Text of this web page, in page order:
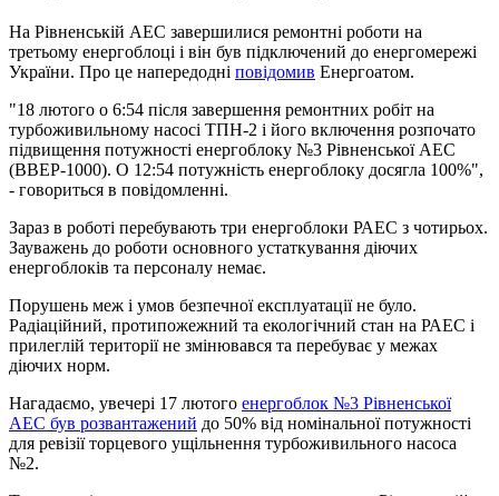
На Рівненській АЕС завершилися ремонтні роботи на
третьому енергоблоці і він був підключений до енергомережі
України. Про це напередодні повідомив Енергоатом.
"18 лютого о 6:54 після завершення ремонтних робіт на
турбоживильному насосі ТПН-2 і його включення розпочато
підвищення потужності енергоблоку №3 Рівненської АЕС
(ВВЕР-1000). О 12:54 потужність енергоблоку досягла 100%",
- говориться в повідомленні.
Зараз в роботі перебувають три енергоблоки РАЕС з чотирьох.
Зауважень до роботи основного устаткування діючих
енергоблоків та персоналу немає.
Порушень меж і умов безпечної експлуатації не було.
Радіаційний, протипожежний та екологічний стан на РАЕС і
прилеглій території не змінювався та перебуває у межах
діючих норм.
Нагадаємо, увечері 17 лютого енергоблок №3 Рівненської
АЕС був розвантажений до 50% від номінальної потужності
для ревізії торцевого ущільнення турбоживильного насоса
№2.